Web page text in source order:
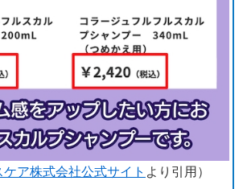
ア株式会社公式サイト より引用）